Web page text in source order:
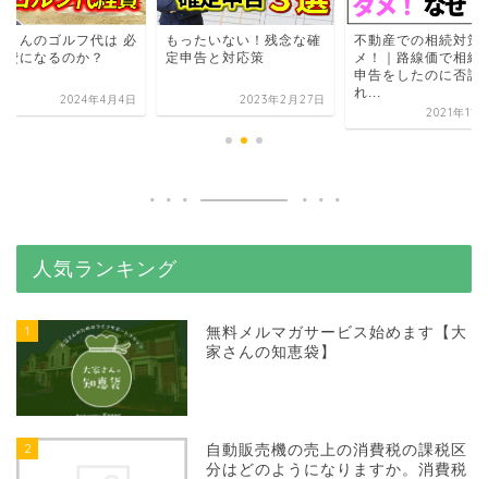
さんのゴルフ代は 必
費になるのか？
2024年4月4日
もったいない！残念な確
定申告と対応策
2023年2月27日
不動産での相続対策
メ！｜路線価で相続
申告をしたのに否認
れ...
2021年11
人気ランキング
1
無料メルマガサービス始めます【大
家さんの知恵袋】
2
自動販売機の売上の消費税の課税区
分はどのようになりますか。消費税